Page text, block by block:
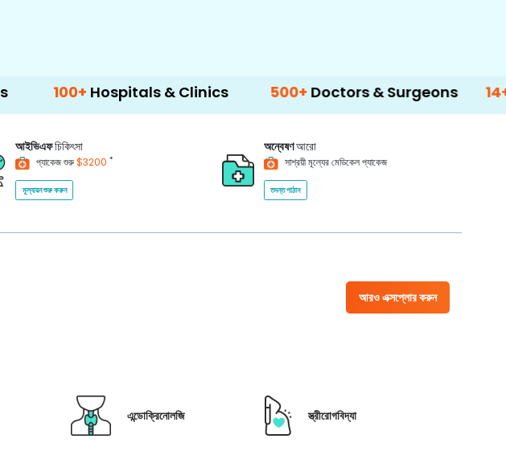
Hospitals & Clinics 500+Doctors & Surgeons 14+Language
আইভিএফচিকিৎসা
প্যাকেজ শুরু$3200 *
মূল্যায়ন শুরু করুন
অন্বেষণআরো
সাশ্রয়ী মূল্যের মেডিকেল প্যাকেজ
তদন্ত পাঠান
আরও এক্সপ্লোর করুন
এন্ডোক্রিনোলজি স্ত্রীরোগবিদ্যা